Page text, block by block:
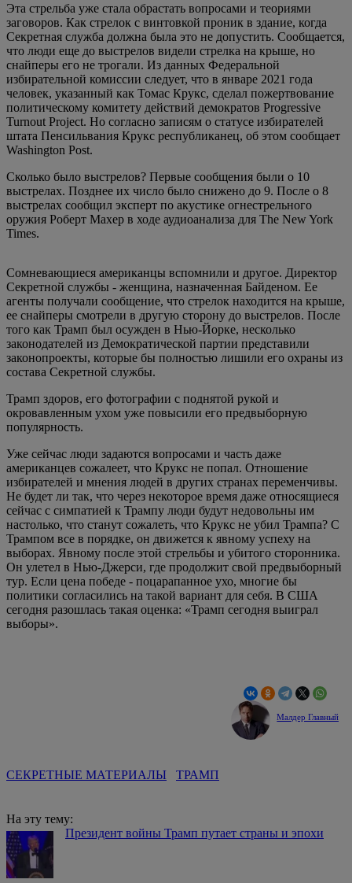
Эта стрельба уже стала обрастать вопросами и теориями
заговоров. Как стрелок с винтовкой проник в здание, когда
Секретная служба должна была это не допустить. Сообщается,
что люди еще до выстрелов видели стрелка на крыше, но
снайперы его не трогали. Из данных Федеральной
избирательной комиссии следует, что в январе 2021 года
человек, указанный как Томас Крукс, сделал пожертвование
политическому комитету действий демократов Progressive
Turnout Project. Но согласно записям о статусе избирателей
штата Пенсильвания Крукс республиканец, об этом сообщает
Washington Post.
Сколько было выстрелов? Первые сообщения были о 10
выстрелах. Позднее их число было снижено до 9. После о 8
выстрелах сообщил эксперт по акустике огнестрельного
оружия Роберт Махер в ходе аудиоанализа для The New York
Times.
Сомневающиеся американцы вспомнили и другое. Директор
Секретной службы - женщина, назначенная Байденом. Ее
агенты получали сообщение, что стрелок находится на крыше,
ее снайперы смотрели в другую сторону до выстрелов. После
того как Трамп был осужден в Нью-Йорке, несколько
законодателей из Демократической партии представили
законопроекты, которые бы полностью лишили его охраны из
состава Секретной службы.
Трамп здоров, его фотографии с поднятой рукой и
окровавленным ухом уже повысили его предвыборную
популярность.
Уже сейчас люди задаются вопросами и часть даже
американцев сожалеет, что Крукс не попал. Отношение
избирателей и мнения людей в других странах переменчивы.
Не будет ли так, что через некоторое время даже относящиеся
сейчас с симпатией к Трампу люди будут недовольны им
настолько, что станут сожалеть, что Крукс не убил Трампа? С
Трампом все в порядке, он движется к явному успеху на
выборах. Явному после этой стрельбы и убитого сторонника.
Он улетел в Нью-Джерси, где продолжит свой предвыборный
тур. Если цена победе - поцарапанное ухо, многие бы
политики согласились на такой вариант для себя. В США
сегодня разошлась такая оценка: «Трамп сегодня выиграл
выборы».
Малдер Главный
СЕКРЕТНЫЕ МАТЕРИАЛЫ ТРАМП
На эту тему:
Президент войны Трамп путает страны и эпохи